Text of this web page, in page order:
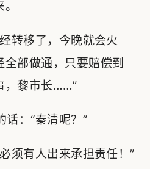
转移了，今晚就会火
部做通，只要赔偿到
，黎市长……”
：“秦清呢？”
须有人出来承担责任！”